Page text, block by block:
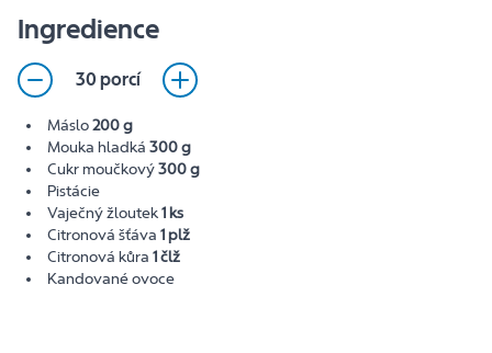
Ingredience
30 porcí
Máslo200 g
Mouka hladká 300 g
Cukr moučkový300 g
Pistácie
Vaječný žloutek1 ks
Citronová šťáva 1 plž
Citronová kůra 1 člž
Kandované ovoce